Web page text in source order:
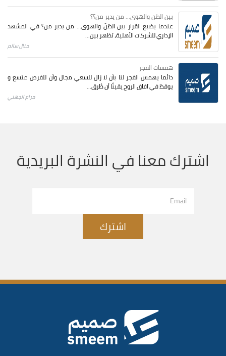
بين الظن والهوى... من يدير من؟؟
عندما يضيع القرار بين الظنّ والهوى… من يدير من؟ في المشهد
الإداري للشركات الأهلية، تظهر بين...
منال سالم
همسات الفجر
دائما يهمس الفجر لنا بأن لا زال للسعي مجال وأن للفرص متسع و
يوقظ في آفاق الروح يقينًا أن طُرق...
مرام الجهني
اشترك معنا في النشرة البريدية
اشترك